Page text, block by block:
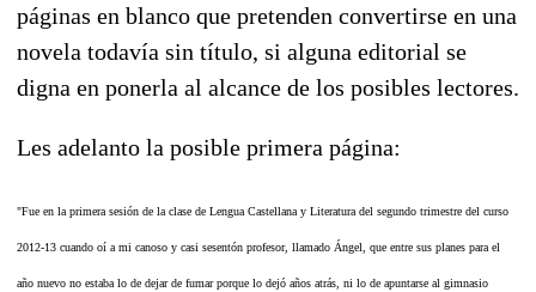
páginas en blanco que pretenden convertirse en una
novela todavía sin título, si alguna editorial se
digna en ponerla al alcance de los posibles lectores.
Les adelanto la posible primera página:
"Fue en la primera sesión de la clase de Lengua Castellana y Literatura del segundo trimestre del curso
2012-13 cuando oí a mi canoso y casi sesentón profesor, llamado Ángel, que entre sus planes para el
año nuevo no estaba lo de dejar de fumar porque lo dejó años atrás, ni lo de apuntarse al gimnasio